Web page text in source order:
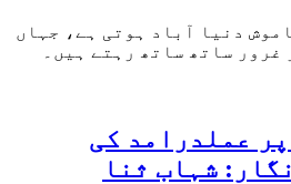
دنیا آباد ہوتی ہے، جہاں
ساتھ ساتھ رہتے ہیں۔
عملدرامد کی
شہاب ثنا